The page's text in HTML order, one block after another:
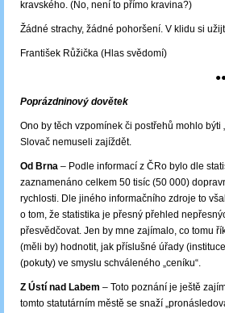
kravského. (No, není to přímo kravina?)
Žádné strachy, žádné pohoršení. V klidu si
František Růžička (Hlas svědomí)
Poprázdninový dovětek
Ono by těch vzpomínek či postřehů mohlo
Slovač nemuseli zajíždět.
Od Brna – Podle informací z ČRo bylo dle
zaznamenáno celkem 50 tisíc (50 000)
rychlosti. Dle jiného informačního zdroje to
o tom, že statistika je přesný přehled
přesvědčovat. Jen by mne zajímalo, co tomu
(měli by) hodnotit, jak příslušné úřady
(pokuty) ve smyslu schváleného „ceníku“.
Z Ústí nad Labem – Toto poznání je ještě
tomto statutárním městě se snaží